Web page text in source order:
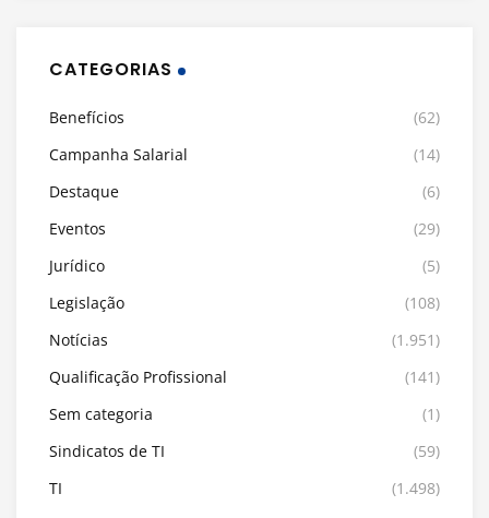
CATEGORIAS
Benefícios
(62)
Campanha Salarial
(14)
Destaque
(6)
Eventos
(29)
Jurídico
(5)
Legislação
(108)
Notícias
(1.951)
Qualificação Profissional
(141)
Sem categoria
(1)
Sindicatos de TI
(59)
TI
(1.498)